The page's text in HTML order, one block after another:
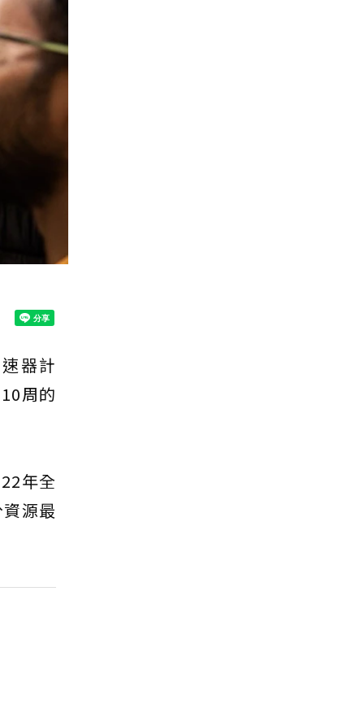
器計
周的
年全
源最